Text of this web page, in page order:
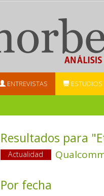
ENTREVISTAS ESTUDIOS
Resultados para
Actualidad
Por fecha